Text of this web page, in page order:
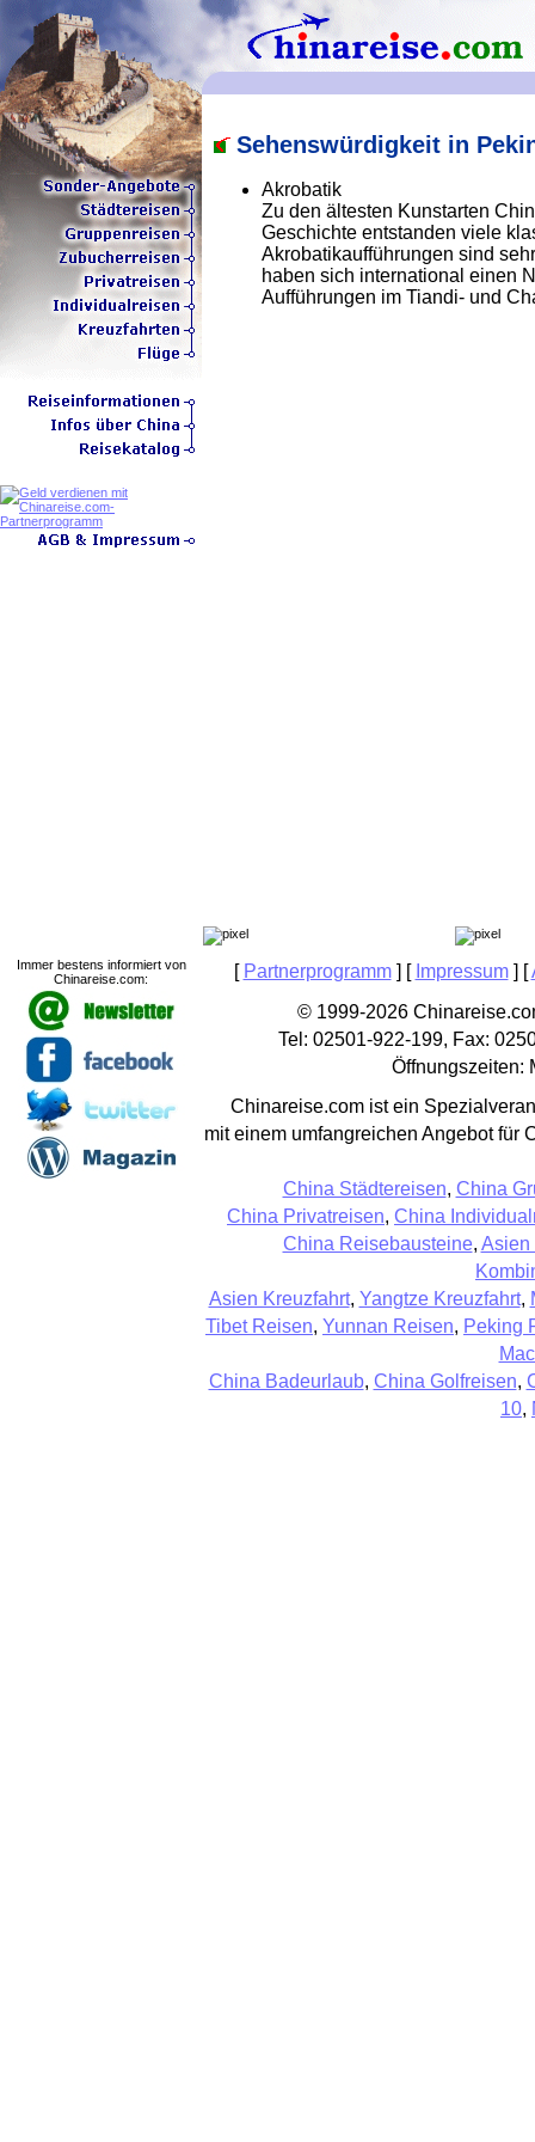
Sehenswürdigkeit in
Akrobatik
Zu den ältesten Kunstarten
Geschichte entstanden viele
Akrobatikaufführungen sind
haben sich international einen
Aufführungen im Tiandi- und
[ Partnerprogramm] [ Impressum] [
© 1999-2026
Tel: 02501-922-199, Fax:
Öffnungszeiten:
Chinareise.com ist ein
mit einem umfangreichen Angebot für
China Städtereisen, China
China Privatreisen, China
China Reisebausteine, Asien
Asien Kreuzfahrt, Yangtze Kreuzfahrt,
Tibet Reisen, Yunnan Reisen, Peking
China Badeurlaub, China Golfreisen,
10,
Immer bestens informiert von
Chinareise.com: